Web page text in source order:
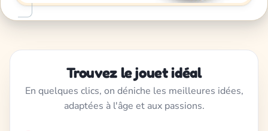
Trouvez le jouet idéal
En quelques clics, on déniche les meilleures idées,
adaptées à l'âge et aux passions.